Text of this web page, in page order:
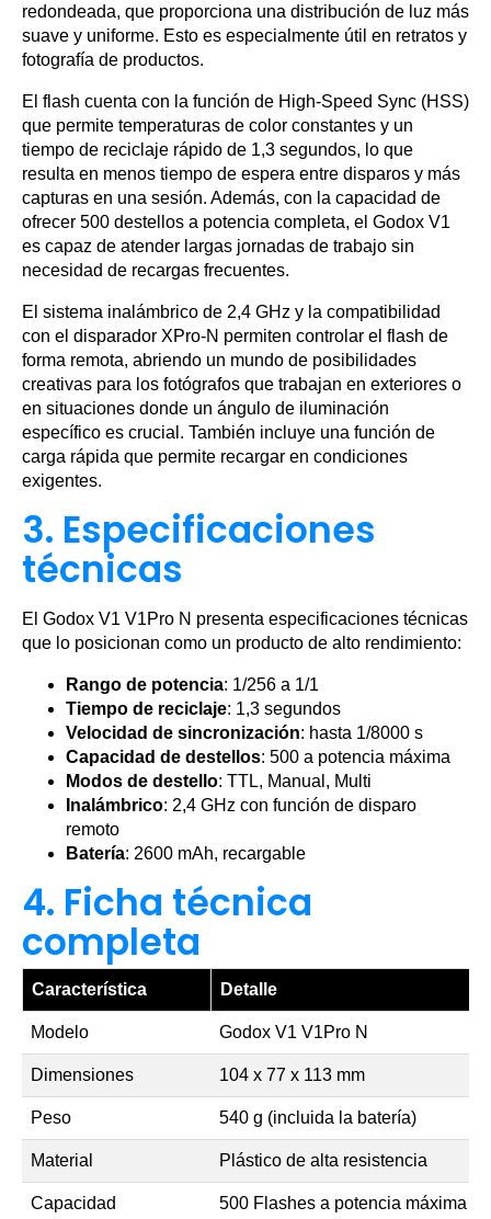
redondeada, que proporciona una distribución de luz más
suave y uniforme. Esto es especialmente útil en retratos y
fotografía de productos.
El flash cuenta con la función de High-Speed Sync (HSS)
que permite temperaturas de color constantes y un
tiempo de reciclaje rápido de 1,3 segundos, lo que
resulta en menos tiempo de espera entre disparos y más
capturas en una sesión. Además, con la capacidad de
ofrecer 500 destellos a potencia completa, el Godox V1
es capaz de atender largas jornadas de trabajo sin
necesidad de recargas frecuentes.
El sistema inalámbrico de 2,4 GHz y la compatibilidad
con el disparador XPro-N permiten controlar el flash de
forma remota, abriendo un mundo de posibilidades
creativas para los fotógrafos que trabajan en exteriores o
en situaciones donde un ángulo de iluminación
específico es crucial. También incluye una función de
carga rápida que permite recargar en condiciones
exigentes.
3. Especificaciones
técnicas
El Godox V1 V1Pro N presenta especificaciones técnicas
que lo posicionan como un producto de alto rendimiento:
Rango de potencia: 1/256 a 1/1
Tiempo de reciclaje: 1,3 segundos
Velocidad de sincronización: hasta 1/8000 s
Capacidad de destellos: 500 a potencia máxima
Modos de destello: TTL, Manual, Multi
Inalámbrico: 2,4 GHz con función de disparo
remoto
Batería: 2600 mAh, recargable
4. Ficha técnica
completa
Característica Detalle
Modelo Godox V1 V1Pro N
Dimensiones 104 x 77 x 113 mm
Peso 540 g (incluida la batería)
Material Plástico de alta resistencia
Capacidad 500 Flashes a potencia máxima